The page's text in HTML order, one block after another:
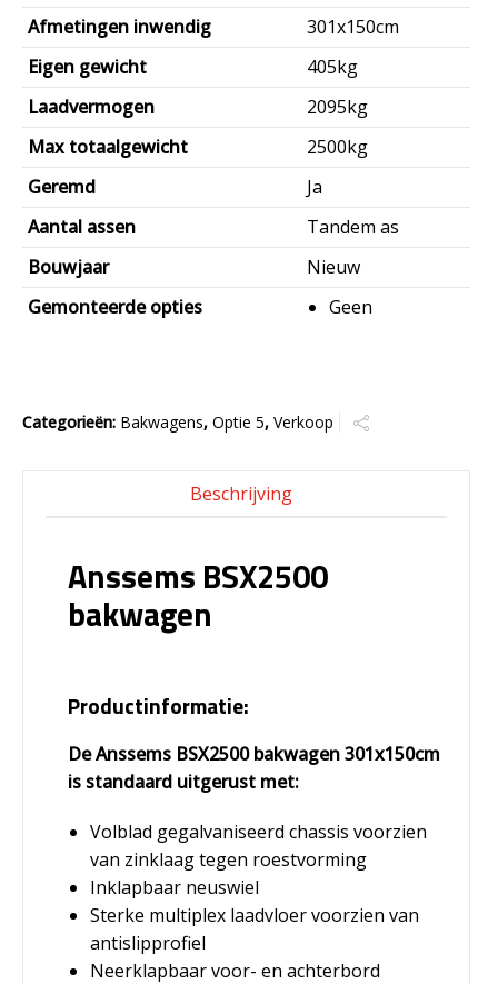
Afmetingen inwendig
301x150cm
Eigen gewicht
405kg
Laadvermogen
2095kg
Max totaalgewicht
2500kg
Geremd
Ja
Aantal assen
Tandem as
Bouwjaar
Nieuw
Gemonteerde opties
Geen
Categorieën: Bakwagens, Optie 5, Verkoop
Beschrijving
Anssems BSX2500
bakwagen
Productinformatie:
De Anssems BSX2500 bakwagen 301x150cm
is standaard uitgerust met:
Volblad gegalvaniseerd chassis voorzien
van zinklaag tegen roestvorming
Inklapbaar neuswiel
Sterke multiplex laadvloer voorzien van
antislipprofiel
Neerklapbaar voor- en achterbord